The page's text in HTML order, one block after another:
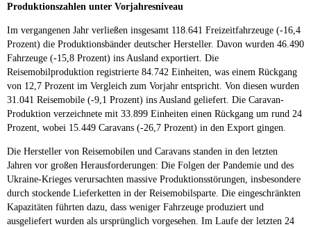
Produktionszahlen unter Vorjahresniveau
Im vergangenen Jahr verließen insgesamt 118.641 Freizeitfahrzeuge (-16,4
Prozent) die Produktionsbänder deutscher Hersteller. Davon wurden 46.490
Fahrzeuge (-15,8 Prozent) ins Ausland exportiert. Die
Reisemobilproduktion registrierte 84.742 Einheiten, was einem Rückgang
von 12,7 Prozent im Vergleich zum Vorjahr entspricht. Von diesen wurden
31.041 Reisemobile (-9,1 Prozent) ins Ausland geliefert. Die Caravan-
Produktion verzeichnete mit 33.899 Einheiten einen Rückgang um rund 24
Prozent, wobei 15.449 Caravans (-26,7 Prozent) in den Export gingen.
Die Hersteller von Reisemobilen und Caravans standen in den letzten
Jahren vor großen Herausforderungen: Die Folgen der Pandemie und des
Ukraine-Krieges verursachten massive Produktionsstörungen, insbesondere
durch stockende Lieferketten in der Reisemobilsparte. Die eingeschränkten
Kapazitäten führten dazu, dass weniger Fahrzeuge produziert und
ausgeliefert wurden als ursprünglich vorgesehen. Im Laufe der letzten 24